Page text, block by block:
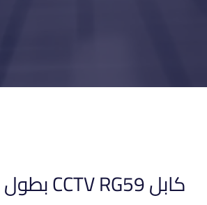
كابل CCTV RG59 بطول 300 متر